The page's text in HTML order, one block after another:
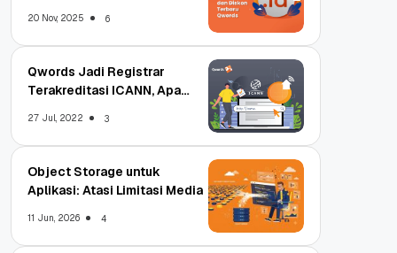
20 Nov, 2025 6
Qwords Jadi Registrar
Terakreditasi ICANN, Apa
27 Jul, 2022 3
Object Storage untuk
Aplikasi: Atasi Limitasi Media
11 Jun, 2026 4